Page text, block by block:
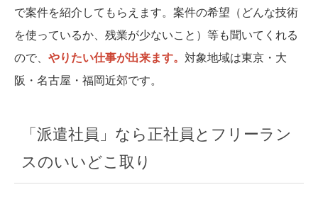
で案件を紹介してもらえます。案件の希望（どんな技術
を使っているか、残業が少ないこと）等も聞いてくれる
ので、 やりたい仕事が出来ます。 対象地域は東京・大
阪・名古屋・福岡近郊です。
「派遣社員」なら正社員とフリーラン
スのいいどこ取り